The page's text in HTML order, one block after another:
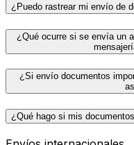
¿Puedo rastrear mi envío de
¿Qué ocurre si se envía un
¿Si envío documentos
¿Qué hago si mis